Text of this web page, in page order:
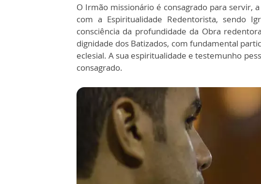
O Irmão missionário é consagrado para servir,
com a Espiritualidade Redentorista, sendo
consciência da profundidade da Obra
dignidade dos Batizados, com fundamental
eclesial. A sua espiritualidade e testemunho
consagrado.